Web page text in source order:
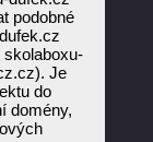
podobné
Je
do
domény,